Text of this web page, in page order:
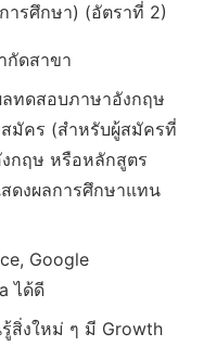
ารศึกษา) (อัตราที่ 2)
กัดสาขา
ทดสอบภาษาอังกฤษ
มัคร (สำหรับผู้สมัครที่
กฤษ หรือหลักสูตร
ดงผลการศึกษาแทน
Google
ได้ดี
สิ่งใหม่ ๆ มี Growth